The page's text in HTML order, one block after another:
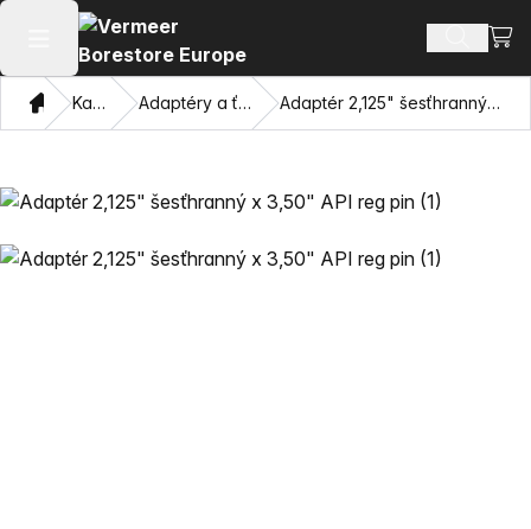
Otvoriť hlavné menu Hľadať
DomovKatalóg Adaptéry a ťahacie oči Adaptér 2,125" šesťhranný x 3,50" API reg pin